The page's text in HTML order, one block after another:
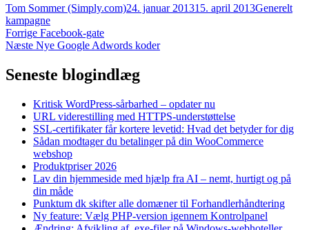
Forfatter
Tom Sommer (Simply.com)Udgivet
24. januar 201315. april 2013Kategorier
Generelt
kampagne
Indlægsnavigation
Forrige Forrige
indlæg:
Facebook-gate
Næste Næste
Nye Google Adwords koder
Seneste blogindlæg
Kritisk WordPress-sårbarhed – opdater nu
URL viderestilling med HTTPS-understøttelse
SSL-certifikater får kortere levetid: Hvad det betyder for dig
Sådan modtager du betalinger på din WooCommerce
webshop
Produktpriser 2026
Lav din hjemmeside med hjælp fra AI – nemt, hurtigt og på
din måde
Punktum dk skifter alle domæner til Forhandlerhåndtering
Ny feature: Vælg PHP-version igennem Kontrolpanel